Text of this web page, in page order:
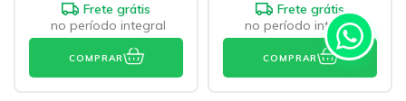
Frete grátis
no período integral
COMPRAR
Frete grátis
no período integral
COMPRAR